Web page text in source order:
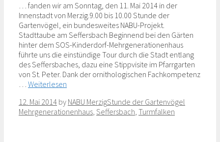
… fanden wir am Sonntag, den 11. Mai 2014 in der
Innenstadt von Merzig.9.00 bis 10.00 Stunde der
Gartenvögel, ein bundesweites NABU-Projekt.
Stadttaube am Seffersbach Beginnend bei den Gärten
hinter dem SOS-Kinderdorf-Mehrgenerationenhaus
führte uns die einstündige Tour durch die Stadt entlang
des Seffersbaches, dazu eine Stippvisite im Pfarrgarten
von St. Peter. Dank der ornithologischen Fachkompetenz
… Weiterlesen
12. Mai 2014 by NABU MerzigCategories
Stunde der Gartenvögel
Mehrgenerationenhaus, Seffersbach, Turmfalken